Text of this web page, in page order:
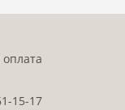
15-17